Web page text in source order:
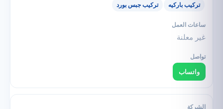
تركيب باركيه تركيب جبس بورد
غير معلنة
واتساب